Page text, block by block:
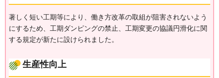
著しく短い工期等により、働き方改革の取組が阻害されないよう
にするため、工期ダンピングの禁止、工期変更の協議円滑化に関
する規定が新たに設けられました。
生産性向上